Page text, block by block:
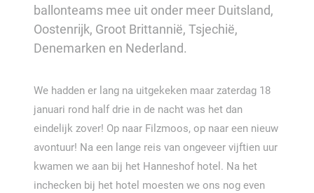
ballonteams mee uit onder meer Duitsland,
Oostenrijk, Groot Brittannië, Tsjechië,
Denemarken en Nederland.
We hadden er lang na uitgekeken maar zaterdag 18
januari rond half drie in de nacht was het dan
eindelijk zover! Op naar Filzmoos, op naar een nieuw
avontuur! Na een lange reis van ongeveer vijftien uur
kwamen we aan bij het Hanneshof hotel. Na het
inchecken bij het hotel moesten we ons nog even